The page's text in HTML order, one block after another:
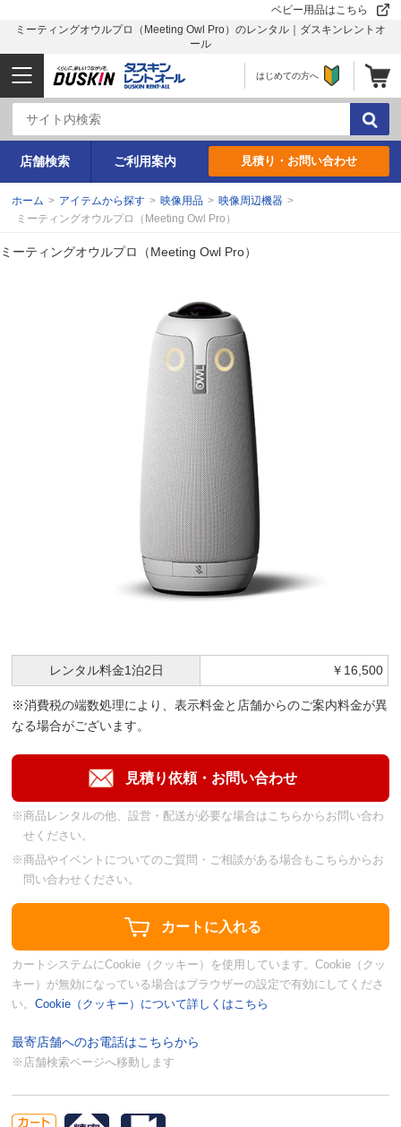
ベビー用品はこちら
ミーティングオウルプロ（Meeting Owl Pro）のレンタル｜ダスキンレントオ
ール
はじめての方へ
店舗検索 ご利用案内 見積り・お問い合わせ
ホーム > アイテムから探す > 映像用品 > 映像周辺機器 >
ミーティングオウルプロ（Meeting Owl Pro）
ミーティングオウルプロ（Meeting Owl Pro）
レンタル料金1泊2日 ￥16,500
※消費税の端数処理により、表示料金と店舗からのご案内料金が異
なる場合がございます。
※商品レンタルの他、設営・配送が必要な場合はこちらからお問い合わ
せください。
※商品やイベントについてのご質問・ご相談がある場合もこちらからお
問い合わせください。
カートシステムにCookie（クッキー）を使用しています。Cookie（クッ
キー）が無効になっている場合はブラウザーの設定で有効にしてくださ
い。Cookie（クッキー）について詳しくはこちら
最寄店舗へのお電話はこちらから
※店舗検索ページへ移動します